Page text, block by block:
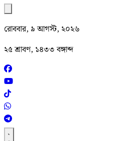
রোববার, ৯ আগস্ট, ২০২৬
২৫ শ্রাবণ, ১৪৩৩ বঙ্গাব্দ